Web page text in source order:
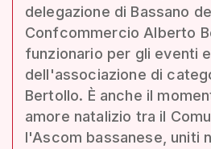
delegazione di Bassano
Confcommercio Alberto
funzionario per gli eventi
dell'associazione di
Bertollo. È anche il
amore natalizio tra il
l'Ascom bassanese, uniti